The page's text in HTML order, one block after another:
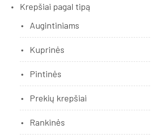
Krepšiai pagal tipą
Augintiniams
Kuprinės
Pintinės
Prekių krepšiai
Rankinės